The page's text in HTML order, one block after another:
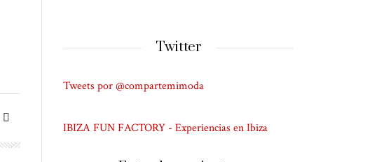
Twitter
Tweets por @compartemimoda
IBIZA FUN FACTORY - Experiencias en Ibiza